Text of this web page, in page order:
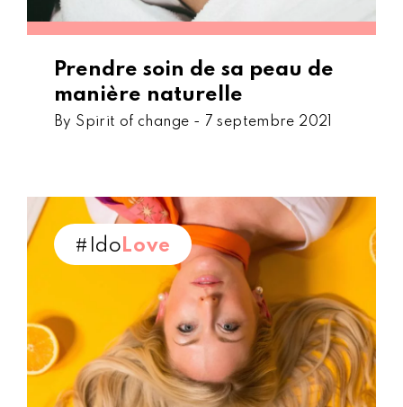
Prendre soin de sa peau de
manière naturelle
By Spirit of change - 7 septembre 2021
#IdoLove